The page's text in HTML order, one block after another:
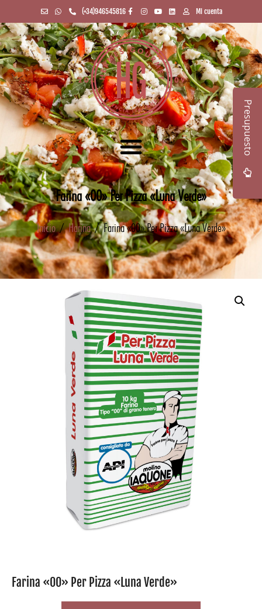
(+34)946545816 Mi cuenta
Farina «00» Per Pizza «Luna Verde»
Inicio/Harina/ Farina «00» Per Pizza «Luna Verde»
Farina «00» Per Pizza «Luna Verde»
Presupuesto